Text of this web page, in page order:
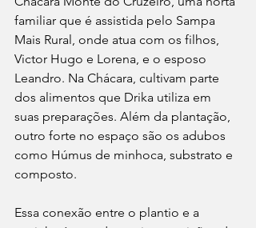
familiar que é assistida pelo Sampa
Mais Rural, onde atua com os filhos,
Victor Hugo e Lorena, e o esposo
Leandro. Na Chácara, cultivam parte
dos alimentos que Drika utiliza em
suas preparações. Além da plantação,
outro forte no espaço são os adubos
como Húmus de minhoca, substrato e
composto.
Essa conexão entre o plantio e a